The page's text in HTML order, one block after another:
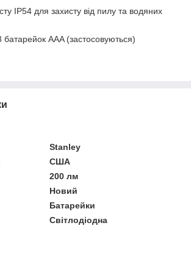
IP54 для захисту від пилу та водяних
батарейок AAA (застосовуються)
Stanley
США
200 лм
Новий
Батарейки
Світлодіодна